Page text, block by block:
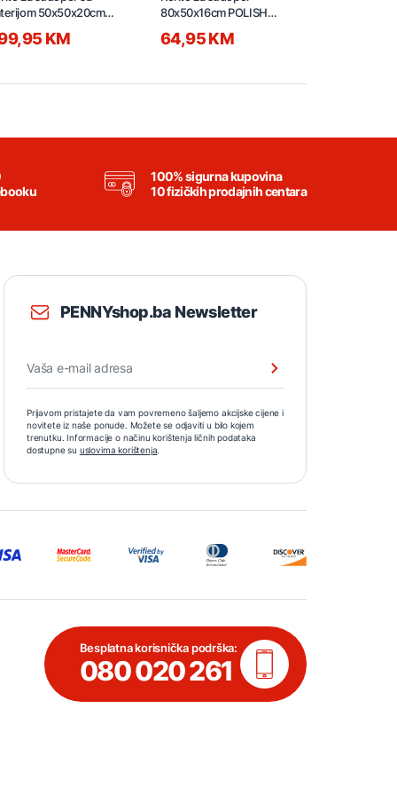
50x50x20cm
D505H-B
KM
80x50x16cm POLISH
D8050A-R desno
64,95 KM
100% sigurna kupovina
10 fizičkih prodajnih centara
PENNYshop.ba Newsletter
Prijavom pristajete da vam povremeno šaljemo akcijske cijene i
novitete iz naše ponude. Možete se odjaviti u bilo kojem
trenutku. Informacije o načinu korištenja ličnih podataka
dostupne su uslovima korištenja.
Besplatna korisnička podrška:
080 020 261